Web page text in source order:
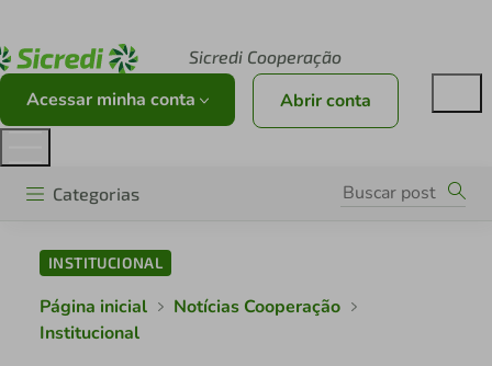
Sicredi Cooperação
Acessar minha conta Abrir conta
Categorias
INSTITUCIONAL
Página inicial
Notícias Cooperação
Institucional